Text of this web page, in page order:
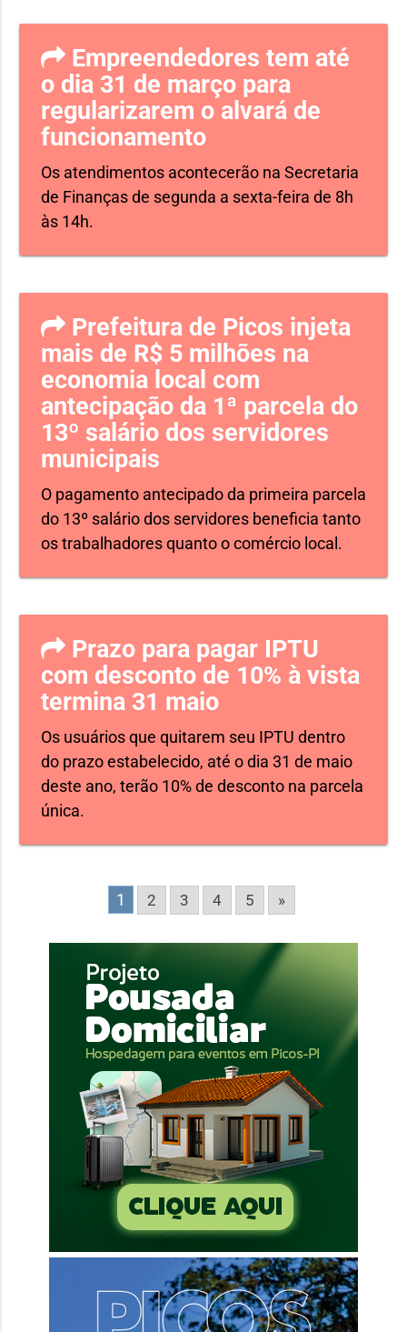
Empreendedores tem até
o dia 31 de março para
regularizarem o alvará de
funcionamento
Os atendimentos acontecerão na Secretaria
de Finanças de segunda a sexta-feira de 8h
às 14h.
Prefeitura de Picos injeta
mais de R$ 5 milhões na
economia local com
antecipação da 1ª parcela do
13º salário dos servidores
municipais
O pagamento antecipado da primeira parcela
do 13º salário dos servidores beneficia tanto
os trabalhadores quanto o comércio local.
Prazo para pagar IPTU
com desconto de 10% à vista
termina 31 maio
Os usuários que quitarem seu IPTU dentro
do prazo estabelecido, até o dia 31 de maio
deste ano, terão 10% de desconto na parcela
única.
1 2 3 4 5 »